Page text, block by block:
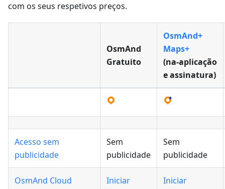
com os seus respetivos preços.
OsmAnd
Gratuito
OsmAnd+
Maps+
(na‑aplicação
e assinatura)
Acesso sem
publicidade
Sem
publicidade
Sem
publicidade
OsmAnd Cloud Iniciar Iniciar